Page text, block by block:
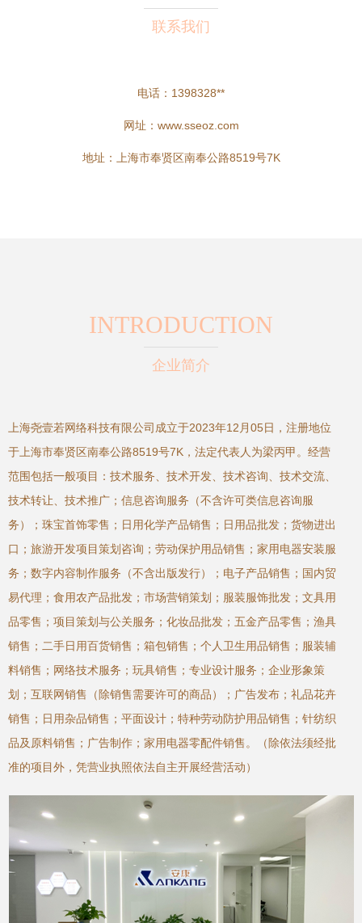
联系我们
电话：1398328**
网址： www.sseoz.com
地址：上海市奉贤区南奉公路8519号7K
INTRODUCTION
企业简介
上海尧壹若网络科技有限公司成立于2023年12月05日，注册地位
于上海市奉贤区南奉公路8519号7K，法定代表人为梁丙甲。经营
范围包括一般项目：技术服务、技术开发、技术咨询、技术交流、
技术转让、技术推广；信息咨询服务（不含许可类信息咨询服
务）；珠宝首饰零售；日用化学产品销售；日用品批发；货物进出
口；旅游开发项目策划咨询；劳动保护用品销售；家用电器安装服
务；数字内容制作服务（不含出版发行）；电子产品销售；国内贸
易代理；食用农产品批发；市场营销策划；服装服饰批发；文具用
品零售；项目策划与公关服务；化妆品批发；五金产品零售；渔具
销售；二手日用百货销售；箱包销售；个人卫生用品销售；服装辅
料销售；网络技术服务；玩具销售；专业设计服务；企业形象策
划；互联网销售（除销售需要许可的商品）；广告发布；礼品花卉
销售；日用杂品销售；平面设计；特种劳动防护用品销售；针纺织
品及原料销售；广告制作；家用电器零配件销售。（除依法须经批
准的项目外，凭营业执照依法自主开展经营活动）